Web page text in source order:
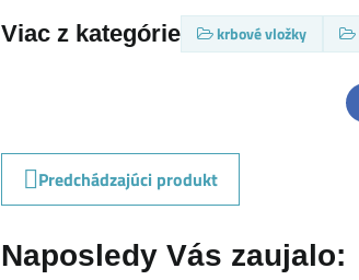
Viac z kategórie krbové vložky
Predchádzajúci produkt
Naposledy Vás zaujalo: